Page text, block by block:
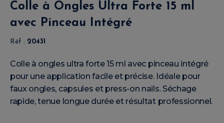
Colle à Ongles Ultra Forte 15 ml
avec Pinceau Intégré
Réf : 20431
Colle à ongles ultra forte 15 ml avec pinceau intégré
pour une application facile et précise. Idéale pour
faux ongles, capsules et press-on nails. Séchage
rapide, tenue longue durée et résultat professionnel.